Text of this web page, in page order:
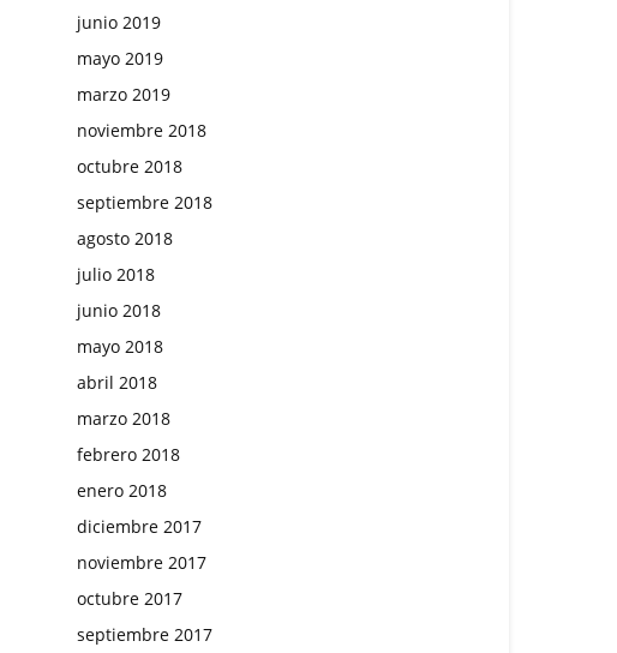
junio 2019
mayo 2019
marzo 2019
noviembre 2018
octubre 2018
septiembre 2018
agosto 2018
julio 2018
junio 2018
mayo 2018
abril 2018
marzo 2018
febrero 2018
enero 2018
diciembre 2017
noviembre 2017
octubre 2017
septiembre 2017